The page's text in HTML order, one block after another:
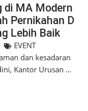
di MA Modern
Pernikahan D
Lebih Baik
EVENT
dan kesadaran
Kantor Urusan …